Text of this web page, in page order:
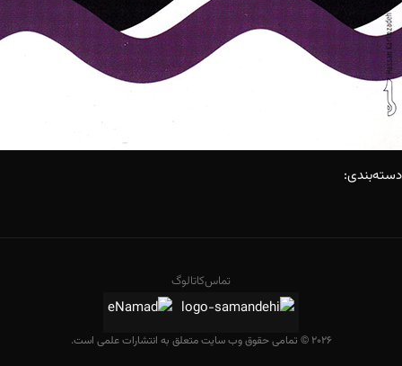
دسته‌بندی:
تماسکاتالوگ
2026 © تمامی حقوق وب سایت متعلق به انتشارات علمی است.